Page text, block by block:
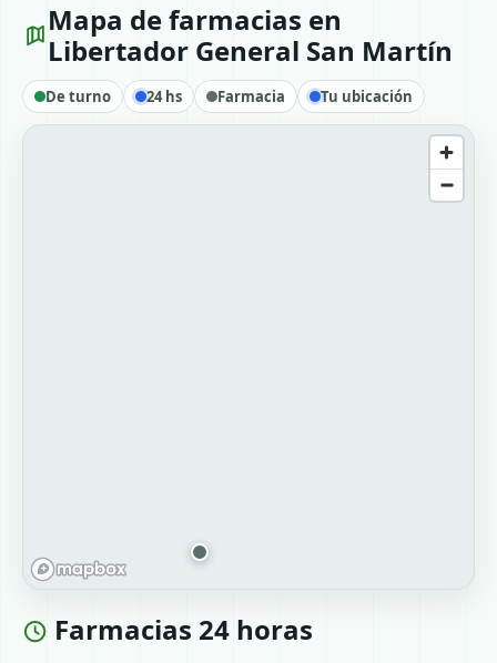
Mapa de farmacias en
Libertador General San Martín
De turno 24 hs Farmacia Tu ubicación
Farmacias 24 horas